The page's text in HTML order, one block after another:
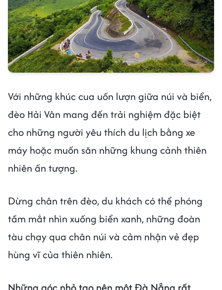
Với những khúc cua uốn lượn giữa núi và biển,
đèo Hải Vân mang đến trải nghiệm đặc biệt
cho những người yêu thích du lịch bằng xe
máy hoặc muốn săn những khung cảnh thiên
nhiên ấn tượng.
Dừng chân trên đèo, du khách có thể phóng
tầm mắt nhìn xuống biển xanh, những đoàn
tàu chạy qua chân núi và cảm nhận vẻ đẹp
hùng vĩ của thiên nhiên.